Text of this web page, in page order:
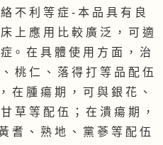
不 利 等 症 - 本 品 具 有 良
上 應 用 比 較 廣 泛 ， 可 適
。 在 具 體 使 用 方 面 ， 治
桃 仁 、 落 得 打 等 品 配 伍
在 腫 瘍 期 ， 可 與 銀 花 、
草 等 配 伍 ； 在 潰 瘍 期 ，
耆 、 熟 地 、 黨 蔘 等 配 伍